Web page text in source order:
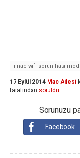
imac-wifi-sorun-hata-
17 Eylül 2014 Mac Ailesi
tarafından soruldu
Sorunuzu
Facebook